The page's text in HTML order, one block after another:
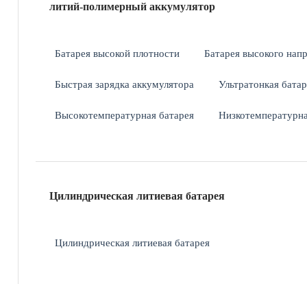
литий-полимерный аккумулятор
Батарея высокой плотности Батарея высокого
Быстрая зарядка аккумулятора Ультратонкая
Высокотемпературная батарея
Цилиндрическая литиевая батарея
Цилиндрическая литиевая батарея